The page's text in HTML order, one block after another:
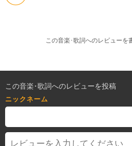
この音楽･歌詞へのレビューを
この音楽･歌詞へのレビューを投稿
ニックネーム